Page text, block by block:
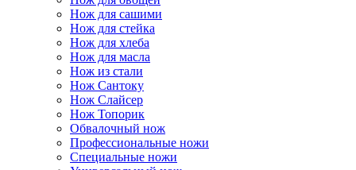
Нож для сашими
Нож для стейка
Нож для хлеба
Нож для масла
Нож из стали
Нож Сантоку
Нож Слайсер
Нож Топорик
Обвалочный нож
Профессиональные ножи
Специальные ножи